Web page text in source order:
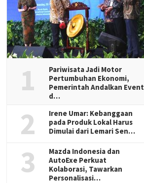
1
Pariwisata Jadi Motor
Pertumbuhan Ekonomi,
Pemerintah Andalkan Event
d…
2
Irene Umar: Kebanggaan
pada Produk Lokal Harus
Dimulai dari Lemari Sen…
3
Mazda Indonesia dan
AutoExe Perkuat
Kolaborasi, Tawarkan
Personalisasi…